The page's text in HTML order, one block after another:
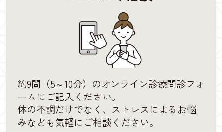
約9問（5～10分）のオンライン診療問診フォ
ームにご記入ください。
体の不調だけでなく、ストレスによるお悩
みなども気軽にご相談ください。